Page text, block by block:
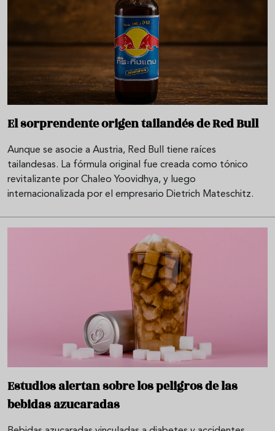
El sorprendente origen tailandés de Red Bull
Aunque se asocie a Austria, Red Bull tiene raíces
tailandesas. La fórmula original fue creada como tónico
revitalizante por Chaleo Yoovidhya, y luego
internacionalizada por el empresario Dietrich Mateschitz.
Estudios alertan sobre los peligros de las
bebidas azucaradas